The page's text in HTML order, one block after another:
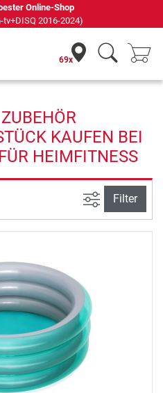
Online-Shop
2016-2024)
69x
KAUFEN BEI
HEIMFITNESS
Ansicht
Filter